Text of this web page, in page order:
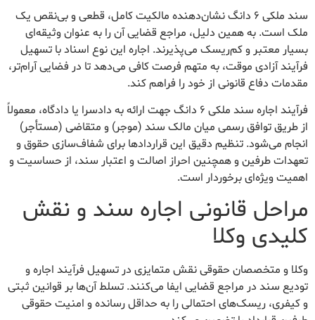
سند ملکی ۶ دانگ نشان‌دهنده مالکیت کامل، قطعی و بی‌نقص یک
ملک است. به همین دلیل، مراجع قضایی آن را به عنوان وثیقه‌ای
بسیار معتبر و کم‌ریسک می‌پذیرند. اجاره این نوع اسناد با تسهیل
فرآیند آزادی موقت، به متهم فرصت کافی می‌دهد تا در فضایی آرام‌تر،
مقدمات دفاع قانونی از خود را فراهم کند.
فرآیند اجاره سند ملکی ۶ دانگ جهت ارائه به دادسرا یا دادگاه، معمولاً
از طریق توافق رسمی میان مالک سند (موجر) و متقاضی (مستأجر)
انجام می‌شود. تنظیم دقیق این قراردادها برای شفاف‌سازی حقوق و
تعهدات طرفین و همچنین احراز اصالت و اعتبار سند، از حساسیت و
اهمیت ویژه‌ای برخوردار است.
مراحل قانونی اجاره سند و نقش
کلیدی وکلا
وکلا و متخصصان حقوقی نقش متمایزی در تسهیل فرآیند اجاره و
تودیع سند در مراجع قضایی ایفا می‌کنند. تسلط آن‌ها بر قوانین ثبتی
و کیفری، ریسک‌های احتمالی را به حداقل رسانده و امنیت حقوقی